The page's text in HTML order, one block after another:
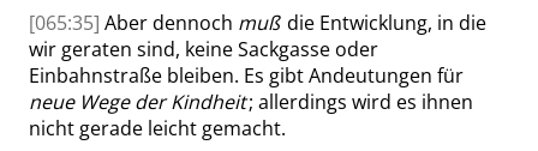
[065:35] Aber dennoch muß die Entwicklung, in die
wir geraten sind, keine Sackgasse oder
Einbahnstraße bleiben. Es gibt Andeutungen für
neue Wege der Kindheit; allerdings wird es ihnen
nicht gerade leicht gemacht.